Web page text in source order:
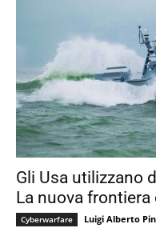
Gli Usa utilizzano
La nuova frontiera
Cyberwarfare Luigi Alberto